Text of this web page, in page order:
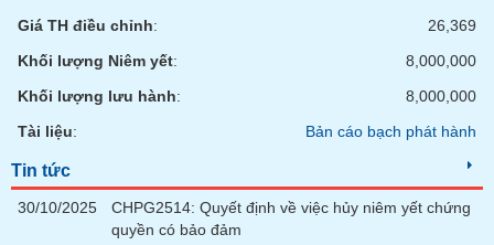
Giá TH điều chỉnh:
26,369
Khối lượng Niêm yết:
8,000,000
Khối lượng lưu hành:
8,000,000
Tài liệu: Bản cáo bạch phát hành
Tin tức
30/10/2025
CHPG2514: Quyết định về việc hủy niêm yết chứng
quyền có bảo đảm